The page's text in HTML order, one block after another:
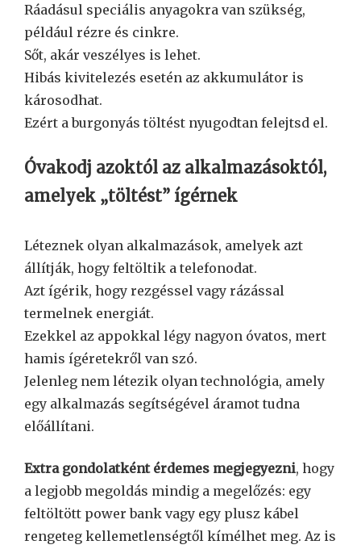
Ráadásul speciális anyagokra van szükség,
például rézre és cinkre.
Sőt, akár veszélyes is lehet.
Hibás kivitelezés esetén az akkumulátor is
károsodhat.
Ezért a burgonyás töltést nyugodtan felejtsd el.
Óvakodj azoktól az alkalmazásoktól,
amelyek „töltést” ígérnek
Léteznek olyan alkalmazások, amelyek azt
állítják, hogy feltöltik a telefonodat.
Azt ígérik, hogy rezgéssel vagy rázással
termelnek energiát.
Ezekkel az appokkal légy nagyon óvatos, mert
hamis ígéretekről van szó.
Jelenleg nem létezik olyan technológia, amely
egy alkalmazás segítségével áramot tudna
előállítani.
Extra gondolatként érdemes megjegyezni, hogy
a legjobb megoldás mindig a megelőzés: egy
feltöltött power bank vagy egy plusz kábel
rengeteg kellemetlenségtől kímélhet meg. Az is